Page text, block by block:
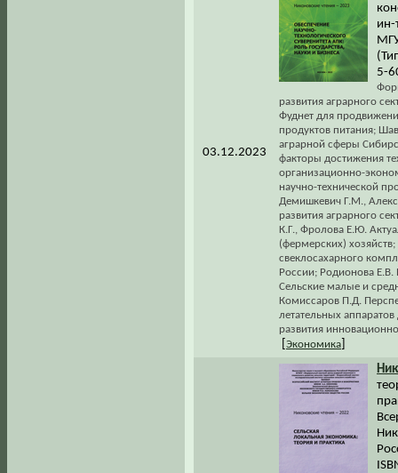
03.12.2023
ин-
5-
развития аграрного
Фуднет для
продуктов питания;
аграрной сферы
факторы достижения
организационно-
научно-технической
Демишкевич Г.М.,
развития аграрного
К.Г., Фролова Е.Ю.
(фермерских)
свеклосахарного
России; Родионова Е.В.
Сельские малые и
Комиссаров П.Д.
летательных
развития
Экономика